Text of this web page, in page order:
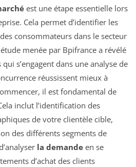
est une étape essentielle lors
Cela permet d’identifier les
consommateurs dans le secteur
menée par Bpifrance a révélé
s’engagent dans une analyse de
réussissent mieux à
il est fondamental de
inclut l’identification des
de votre clientèle cible,
des différents segments de
la demande en se
d’achat des clients